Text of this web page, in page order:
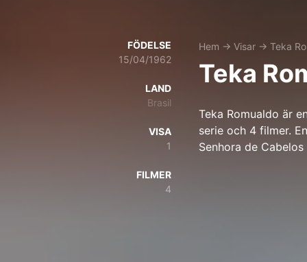
FÖDELSE
15/04/1962
LAND
Brasil
VISA
1
FILMER
4
Hem → Visar → Teka
Teka
Teka Romualdo är
serie och 4 filmer.
Senhora de